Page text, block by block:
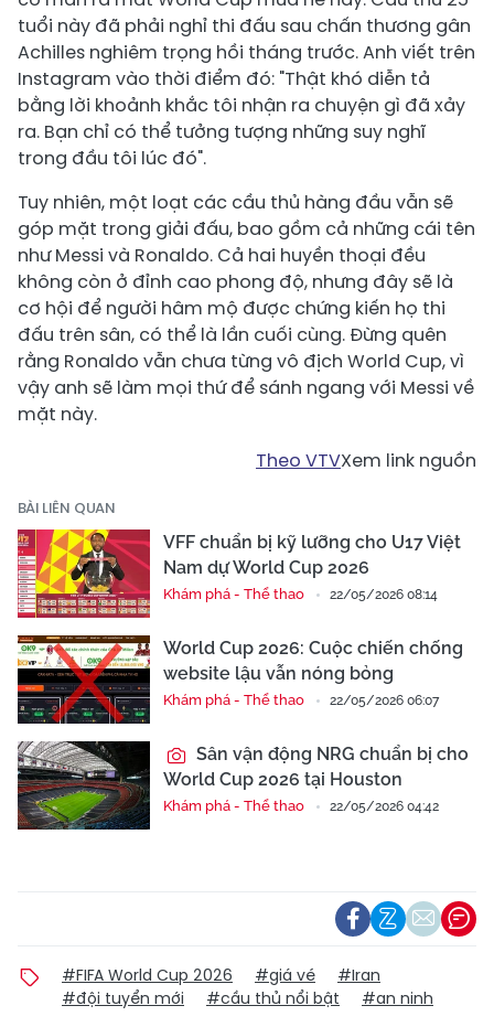
tuổi này đã phải nghỉ thi đấu sau chấn thương gân
Achilles nghiêm trọng hồi tháng trước. Anh viết trên
Instagram vào thời điểm đó: "Thật khó diễn tả
bằng lời khoảnh khắc tôi nhận ra chuyện gì đã xảy
ra. Bạn chỉ có thể tưởng tượng những suy nghĩ
trong đầu tôi lúc đó".
Tuy nhiên, một loạt các cầu thủ hàng đầu vẫn sẽ
góp mặt trong giải đấu, bao gồm cả những cái tên
như Messi và Ronaldo. Cả hai huyền thoại đều
không còn ở đỉnh cao phong độ, nhưng đây sẽ là
cơ hội để người hâm mộ được chứng kiến họ thi
đấu trên sân, có thể là lần cuối cùng. Đừng quên
rằng Ronaldo vẫn chưa từng vô địch World Cup, vì
vậy anh sẽ làm mọi thứ để sánh ngang với Messi về
mặt này.
Theo VTVXem link nguồn
BÀI LIÊN QUAN
VFF chuẩn bị kỹ lưỡng cho U17 Việt
Nam dự World Cup 2026
Khám phá - Thể thao 22/05/2026 08:14
World Cup 2026: Cuộc chiến chống
website lậu vẫn nóng bỏng
Khám phá - Thể thao 22/05/2026 06:07
Sân vận động NRG chuẩn bị cho
World Cup 2026 tại Houston
Khám phá - Thể thao 22/05/2026 04:42
#FIFA World Cup 2026 #giá vé
#Iran
#đội tuyển mới
#cầu thủ nổi bật #an ninh